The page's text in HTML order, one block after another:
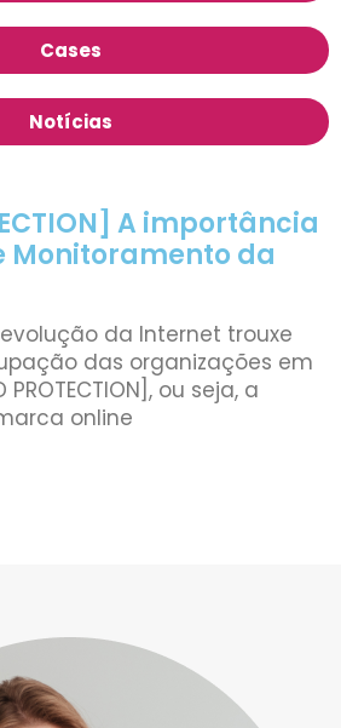
Cases
Notícias
A importância
Monitoramento da
evolução da Internet trouxe
das organizações em
ou seja, a
online